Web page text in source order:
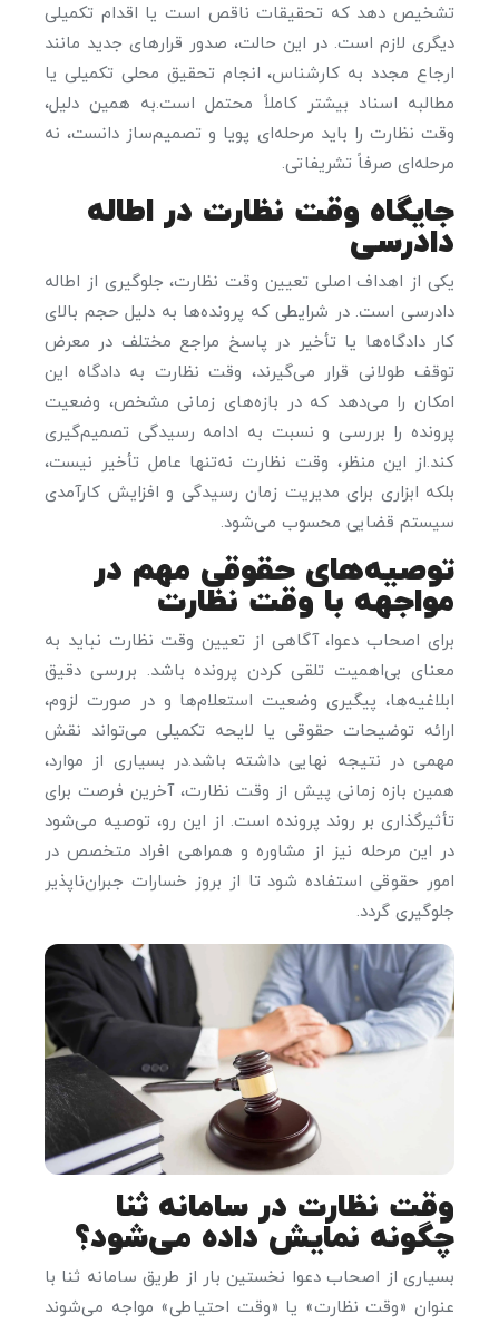
تشخیص دهد که تحقیقات ناقص است یا اقدام تکمیلی
دیگری لازم است. در این حالت، صدور قرارهای جدید مانند
ارجاع مجدد به کارشناس، انجام تحقیق محلی تکمیلی یا
مطالبه اسناد بیشتر کاملاً محتمل است.به همین دلیل،
وقت نظارت را باید مرحله‌ای پویا و تصمیم‌ساز دانست، نه
مرحله‌ای صرفاً تشریفاتی.
جایگاه وقت نظارت در اطاله
دادرسی
یکی از اهداف اصلی تعیین وقت نظارت، جلوگیری از اطاله
دادرسی است. در شرایطی که پرونده‌ها به دلیل حجم بالای
کار دادگاه‌ها یا تأخیر در پاسخ مراجع مختلف در معرض
توقف طولانی قرار می‌گیرند، وقت نظارت به دادگاه این
امکان را می‌دهد که در بازه‌های زمانی مشخص، وضعیت
پرونده را بررسی و نسبت به ادامه رسیدگی تصمیم‌گیری
کند.از این منظر، وقت نظارت نه‌تنها عامل تأخیر نیست،
بلکه ابزاری برای مدیریت زمان رسیدگی و افزایش کارآمدی
سیستم قضایی محسوب می‌شود.
توصیه‌های حقوقی مهم در
مواجهه با وقت نظارت
برای اصحاب دعوا، آگاهی از تعیین وقت نظارت نباید به
معنای بی‌اهمیت تلقی کردن پرونده باشد. بررسی دقیق
ابلاغیه‌ها، پیگیری وضعیت استعلام‌ها و در صورت لزوم،
ارائه توضیحات حقوقی یا لایحه تکمیلی می‌تواند نقش
مهمی در نتیجه نهایی داشته باشد.در بسیاری از موارد،
همین بازه زمانی پیش از وقت نظارت، آخرین فرصت برای
تأثیرگذاری بر روند پرونده است. از این رو، توصیه می‌شود
در این مرحله نیز از مشاوره و همراهی افراد متخصص در
امور حقوقی استفاده شود تا از بروز خسارات جبران‌ناپذیر
جلوگیری گردد.
وقت نظارت در سامانه ثنا
چگونه نمایش داده می‌شود؟
بسیاری از اصحاب دعوا نخستین بار از طریق سامانه ثنا با
عنوان «وقت نظارت» یا «وقت احتیاطی» مواجه می‌شوند